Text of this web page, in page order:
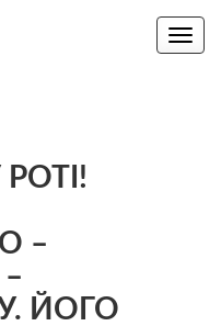
Toggle
–
ЙОГО